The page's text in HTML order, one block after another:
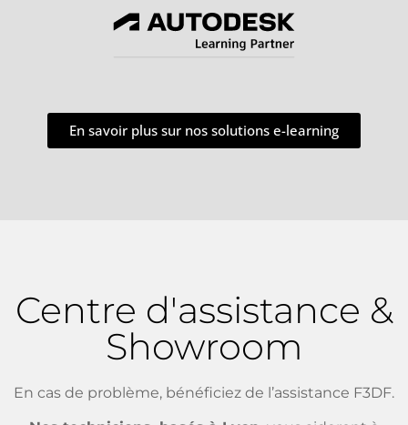
En savoir plus sur nos solutions e-learning
Centre d'assistance &
Showroom
En cas de problème, bénéficiez de l’assistance F3DF.